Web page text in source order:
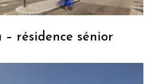
– résidence sénior